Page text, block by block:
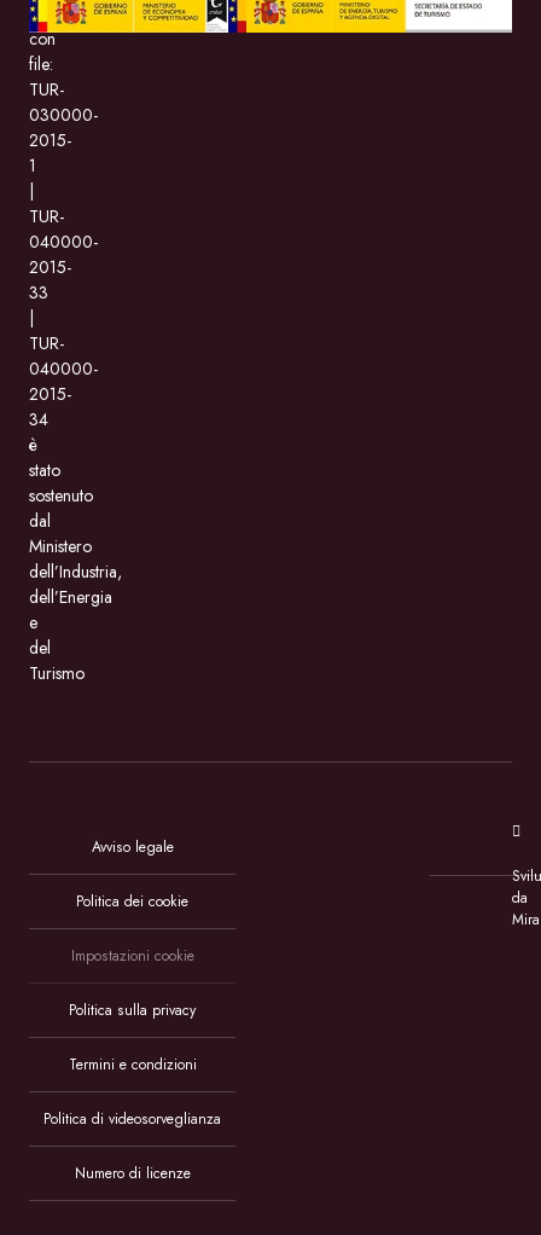
BeMate.com
con
file:
TUR-
030000-
2015-
1
TUR-
040000-
2015-
33
TUR-
040000-
2015-
34
è
stato
sostenuto
dal
Ministero
dell’Industria,
dell’Energia
e
del
Turismo
Avviso legale
Politica dei cookie
Impostazioni cookie
Politica sulla privacy
Termini e condizioni
Politica di videosorveglianza
Numero di licenze
da